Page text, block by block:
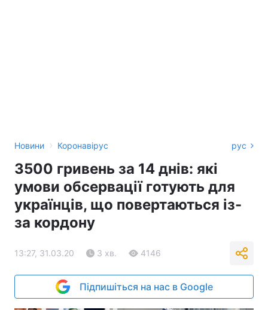
Новини › Коронавірус рус
3500 гривень за 14 днів: які
умови обсервації готують для
українців, що повертаються із-
за кордону
13:27, 31.03.20 3 хв. 4146
Підпишіться на нас в Google